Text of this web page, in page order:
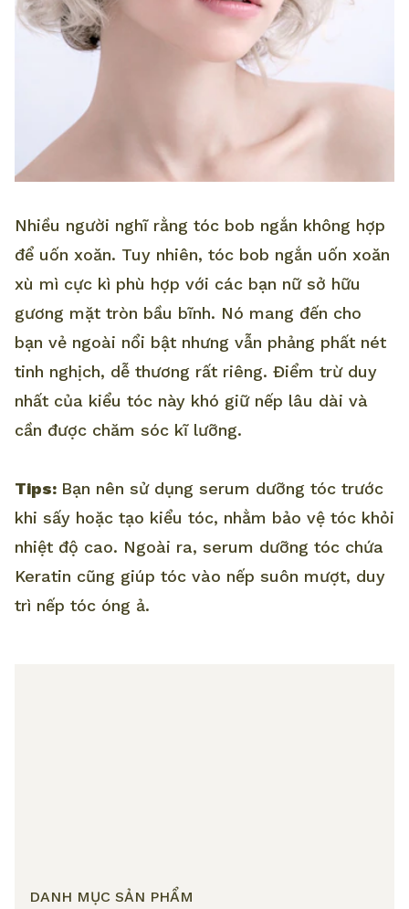
Nhiều người nghĩ rằng tóc bob ngắn không hợp
để uốn xoăn. Tuy nhiên, tóc bob ngắn uốn xoăn
xù mì cực kì phù hợp với các bạn nữ sở hữu
gương mặt tròn bầu bĩnh. Nó mang đến cho
bạn vẻ ngoài nổi bật nhưng vẫn phảng phất nét
tinh nghịch, dễ thương rất riêng. Điểm trừ duy
nhất của kiểu tóc này khó giữ nếp lâu dài và
cần được chăm sóc kĩ lưỡng.
Tips: Bạn nên sử dụng serum dưỡng tóc trước
khi sấy hoặc tạo kiểu tóc, nhằm bảo vệ tóc khỏi
nhiệt độ cao. Ngoài ra, serum dưỡng tóc chứa
Keratin cũng giúp tóc vào nếp suôn mượt, duy
trì nếp tóc óng ả.
DANH MỤC SẢN PHẨM